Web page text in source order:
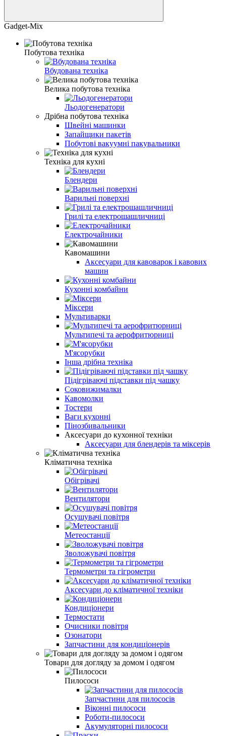
Gadget-Mix
Побутова техніка
Вбудована техніка
Велика побутова техніка
Льодогенератори
Дрібна побутова техніка
Швейні машинки
Запайщики пакетів
Побутові вакуумні пакувальники
Техніка для кухні
Блендери
Варильні поверхні
Грилі та електрошашличниці
Електрочайники
Кавомашини
Аксесуари для кавоварок і кавових
машин
Кухонні комбайни
Міксери
Мультиварки
Мультипечі та аерофритюрниці
М'ясорубки
Інша дрібна техніка
Підігріваючі підставки під чашку
Соковижималки
Кавомолки
Тостери
Ваги кухонні
Пінозбивальники
Аксесуари до кухонної техніки
Аксесуари для блендерів та міксерів
Кліматична техніка
Обігрівачі
Вентилятори
Осушувачі повітря
Метеостанції
Зволожувачі повітря
Термометри та гігрометри
Аксесуари до кліматичної техніки
Кондиціонери
Термостати
Очисники повітря
Озонатори
Запчастини для кондиціонерів
Товари для догляду за домом і одягом
Пилососи
Запчастини для пилососів
Віконні пилососи
Роботи-пилососи
Акумуляторні пилососи